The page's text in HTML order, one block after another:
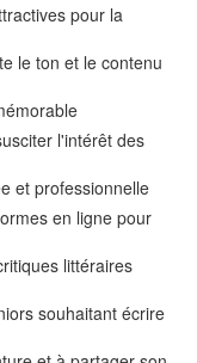
pour la
le ton et le contenu
l'intérêt des
et professionnelle
en ligne pour
littéraires
souhaitant écrire